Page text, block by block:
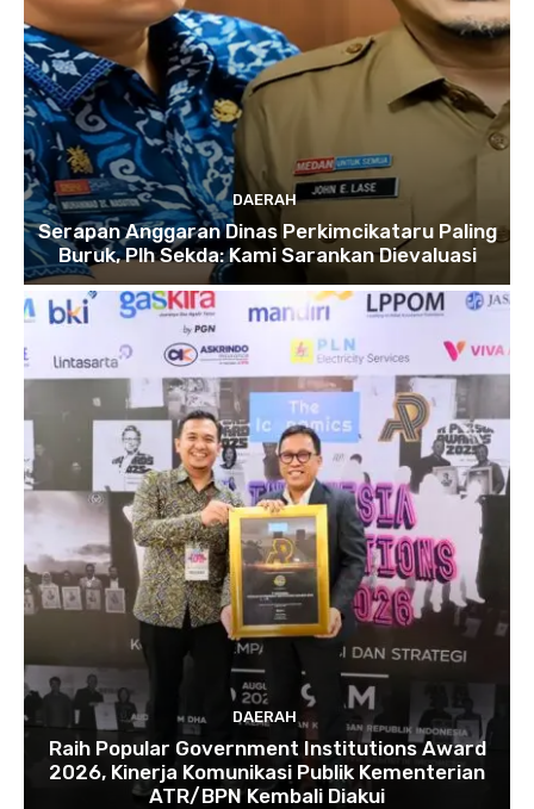
DAERAH
Serapan Anggaran Dinas Perkimcikataru Paling
Buruk, Plh Sekda: Kami Sarankan Dievaluasi
DAERAH
Raih Popular Government Institutions Award
2026, Kinerja Komunikasi Publik Kementerian
ATR/BPN Kembali Diakui